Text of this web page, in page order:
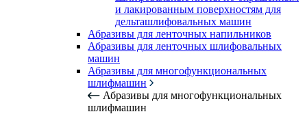
и лакированным поверхностям для
дельташлифовальных машин
Абразивы для ленточных напильников
Абразивы для ленточных шлифовальных
машин
Абразивы для многофункциональных
шлифмашин
Абразивы для многофункциональных
шлифмашин